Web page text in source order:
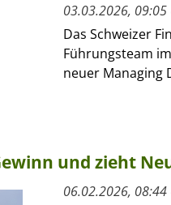
03.03.2026, 09:05
Das Schweizer
Führungsteam
neuer Managing
und zieht
06.02.2026, 08:44